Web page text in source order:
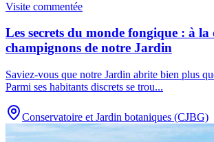
Visite commentée
Les secrets du monde fongique : à la
champignons de notre Jardin
Saviez-vous que notre Jardin abrite bien plus
Parmi ses habitants discrets se trou...
Conservatoire et Jardin botaniques (CJBG)